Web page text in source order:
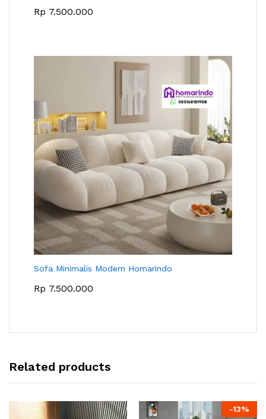
Rp 7.500.000
Sofa Minimalis Modern Homarindo
Rp 7.500.000
Related products
-13%